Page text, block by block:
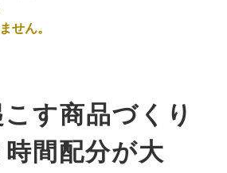
せん。
す商品づくり
間配分が大